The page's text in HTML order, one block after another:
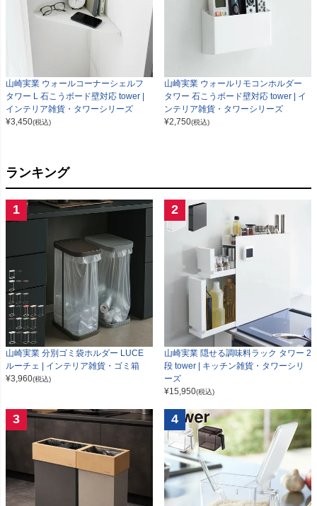
山崎実業 ウォールコーナーシェルフ
タワー L 石こうボード壁対応 tower |
インテリア雑貨・タワーシリーズ
¥3,450(税込)
山崎実業 ウォールリモコンホルダー
タワー 石こうボード壁対応 tower | イ
ンテリア雑貨・タワーシリーズ
¥2,750(税込)
ランキング
1
山崎実業 分別ゴミ袋ホルダー LUCE
ルーチェ | インテリア雑貨・ゴミ箱
¥3,960(税込)
2
山崎実業 隠せる調味料ラック タワー 2
段 tower | キッチン雑貨・タワーシリ
ーズ
¥15,950(税込)
3 4